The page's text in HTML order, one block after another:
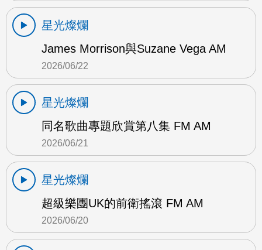
星光燦爛
James Morrison與Suzane Vega AM
2026/06/22
星光燦爛
同名歌曲專題欣賞第八集 FM AM
2026/06/21
星光燦爛
超級樂團UK的前衛搖滾 FM AM
2026/06/20